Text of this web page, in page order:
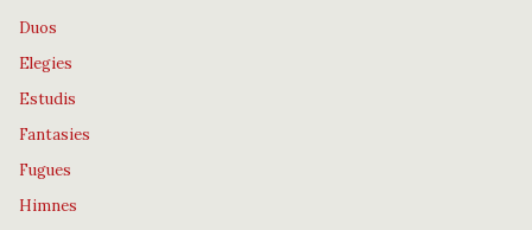
Duos
Elegies
Estudis
Fantasies
Fugues
Himnes